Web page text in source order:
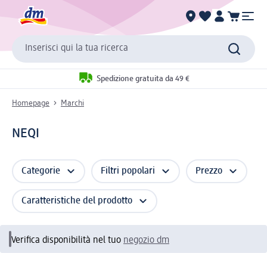
Inserisci qui la tua ricerca
Spedizione gratuita da 49 €
Homepage Marchi
NEQI
Categorie Filtri popolari Prezzo
Caratteristiche del prodotto
Verifica disponibilità nel tuo negozio dm